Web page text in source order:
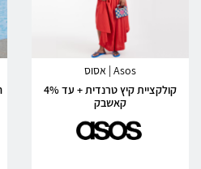
Asos | אסוס
קולקציית קיץ טרנדית + עד 4%
קאשבק